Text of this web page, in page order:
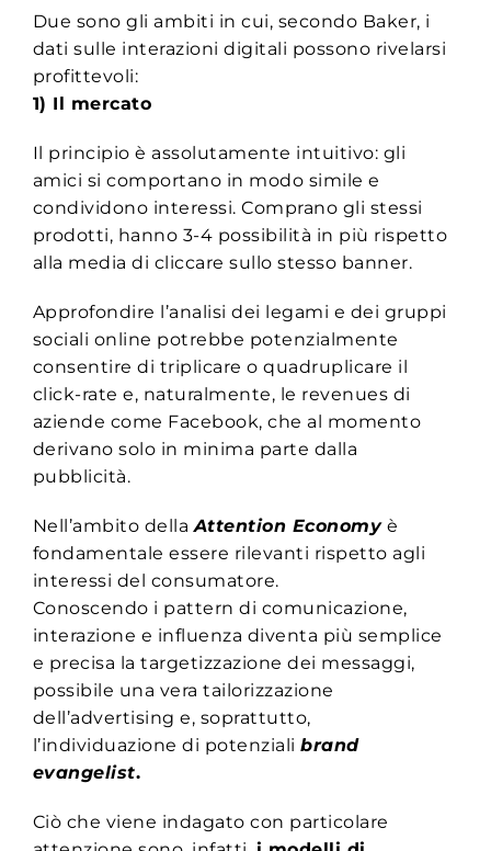
Due sono gli ambiti in cui, secondo Baker, i
dati sulle interazioni digitali possono rivelarsi
profittevoli:
1) Il mercato
Il principio è assolutamente intuitivo: gli
amici si comportano in modo simile e
condividono interessi. Comprano gli stessi
prodotti, hanno 3-4 possibilità in più rispetto
alla media di cliccare sullo stesso banner.
Approfondire l’analisi dei legami e dei gruppi
sociali online potrebbe potenzialmente
consentire di triplicare o quadruplicare il
click-rate e, naturalmente, le revenues di
aziende come Facebook, che al momento
derivano solo in minima parte dalla
pubblicità.
Nell’ambito dellaAttention Economyè
fondamentale essere rilevanti rispetto agli
interessi del consumatore.
Conoscendo i pattern di comunicazione,
interazione e influenza diventa più semplice
e precisa la targetizzazione dei messaggi,
possibile una vera tailorizzazione
dell’advertising e, soprattutto,
l’individuazione di potenzialibrand
evangelist.
Ciò che viene indagato con particolare